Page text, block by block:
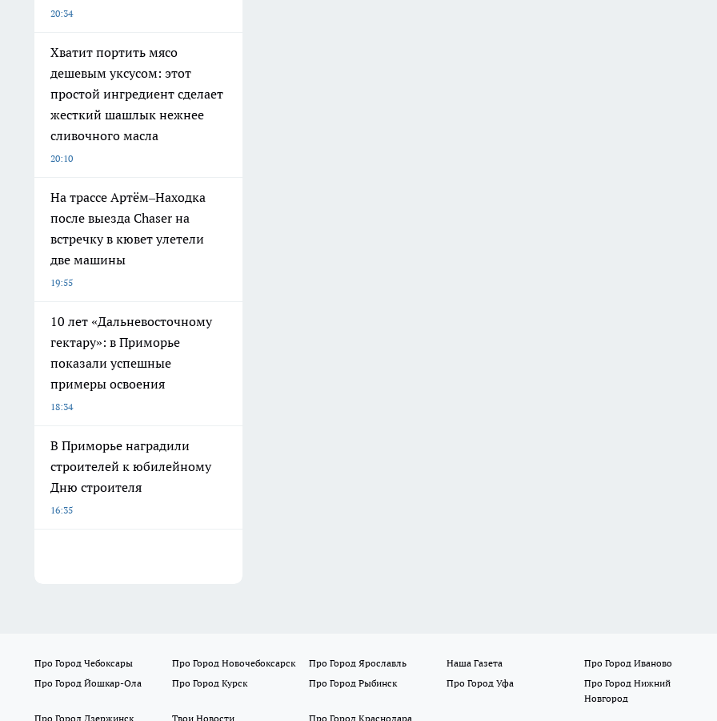
20:34
Хватит портить мясо
дешевым уксусом: этот
простой ингредиент сделает
жесткий шашлык нежнее
сливочного масла
20:10
На трассе Артём–Находка
после выезда Chaser на
встречку в кювет улетели
две машины
19:55
10 лет «Дальневосточному
гектару»: в Приморье
показали успешные
примеры освоения
18:34
В Приморье наградили
строителей к юбилейному
Дню строителя
16:35
Про Город Чебоксары Про Город Новочебоксарск Про Город Ярославль Наша Газета
Про Город Иваново
Про Город Йошкар-Ола
Про Город Курск Про Город Рыбинск Про Город Уфа
Про Город Нижний
Новгород
Про Город Дзержинск
Твои Новости Про Город Краснодара